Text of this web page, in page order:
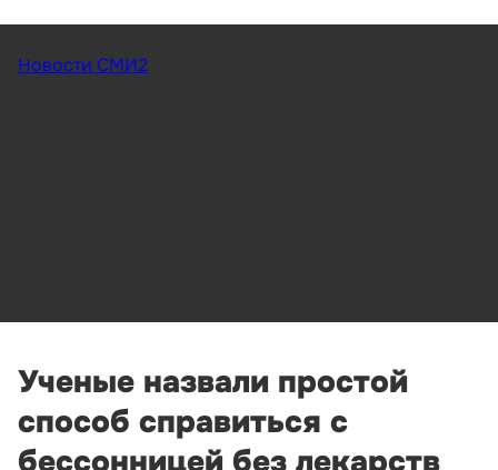
Новости СМИ2
Ученые назвали простой
способ справиться с